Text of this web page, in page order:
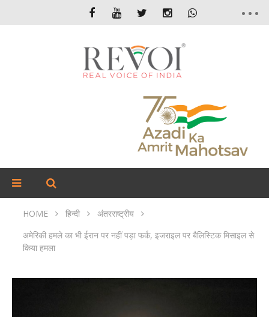
HOME हिन्दी
अंतरराष्ट्रीय
अमेरिकी हमले का भी ईरान पर नहीं पड़ा फर्क, इजराइल पर बैलिस्टिक मिसाइल से
किया हमला